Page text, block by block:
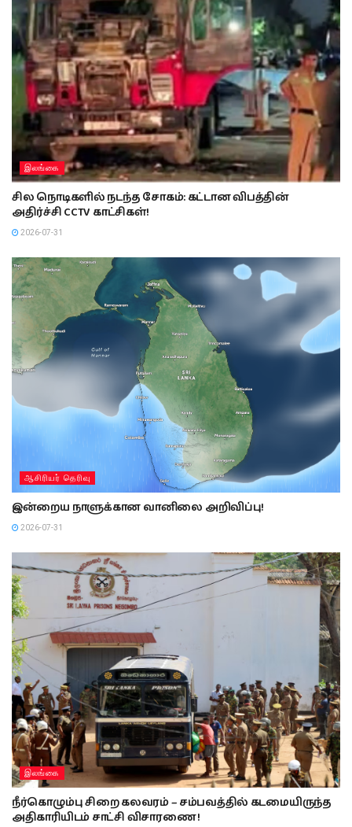
இலங்கை
சில நொடிகளில் நடந்த சோகம்: கட்டான விபத்தின்
அதிர்ச்சி CCTV காட்சிகள்!
2026-07-31
ஆசிரியர் தெரிவு
இன்றைய நாளுக்கான வானிலை அறிவிப்பு!
2026-07-31
இலங்கை
நீர்கொழும்பு சிறை கலவரம் – சம்பவத்தில் கடமையிருந்த
அதிகாரியிடம் சாட்சி விசாரணை !